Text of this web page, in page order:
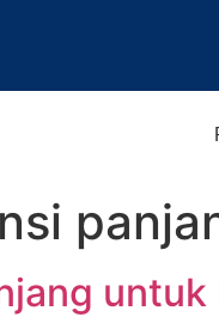
untuk